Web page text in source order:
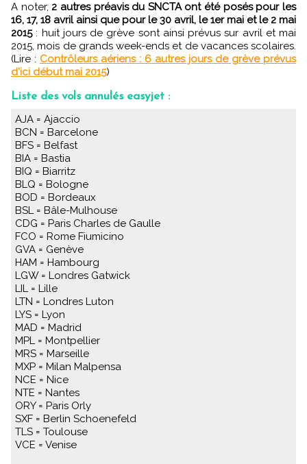
A noter, 2 autres préavis du SNCTA ont été posés pour les
16, 17, 18 avril ainsi que pour le 30 avril, le 1er mai et le 2 mai
2015: huit jours de grève sont ainsi prévus sur avril et mai
2015, mois de grands week-ends et de vacances scolaires.
(Lire : Contrôleurs aériens : 6 autres jours de grève prévus
d'ici début mai 2015)
Liste des vols annulés easyjet :
AJA = Ajaccio
BCN = Barcelone
BFS = Belfast
BIA = Bastia
BIQ = Biarritz
BLQ = Bologne
BOD = Bordeaux
BSL = Bâle-Mulhouse
CDG = Paris Charles de Gaulle
FCO = Rome Fiumicino
GVA = Genève
HAM = Hambourg
LGW = Londres Gatwick
LIL = Lille
LTN = Londres Luton
LYS = Lyon
MAD = Madrid
MPL = Montpellier
MRS = Marseille
MXP = Milan Malpensa
NCE = Nice
NTE = Nantes
ORY = Paris Orly
SXF = Berlin Schoenefeld
TLS = Toulouse
VCE = Venise